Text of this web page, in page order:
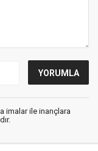
imalar ile inançlara